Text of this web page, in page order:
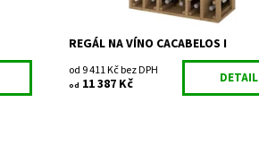
REGÁL NA VÍNO CACABELOS I
od 9 411 Kč bez DPH
od 11 387 Kč DETAIL